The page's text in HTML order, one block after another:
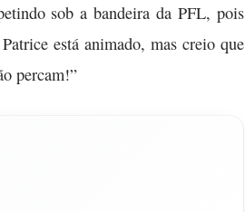
sob a bandeira da PFL, pois
está animado, mas creio que
percam!”